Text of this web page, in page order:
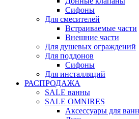
Сифоны
Для смесителей
Встраиваемые части
Внешние части
Для душевых ограждений
Для поддонов
Сифоны
Для инсталляций
РАСПРОДАЖА
SALE ванны
SALE OMNIRES
Аксессуары для